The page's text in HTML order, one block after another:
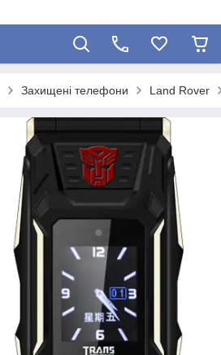
Захищені телефони Land Rover